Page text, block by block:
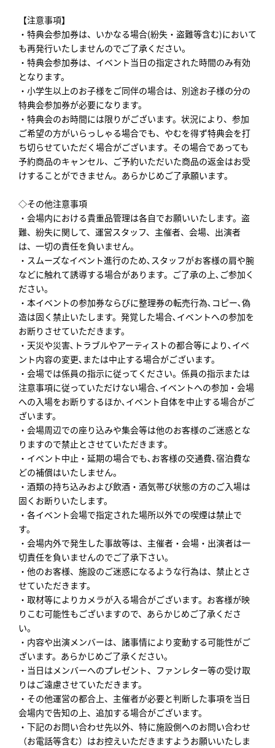
【注意事項】
・特典会参加券は、いかなる場合(紛失・盗難等含む)において
も再発行いたしませんのでご了承ください。
・特典会参加券は、イベント当日の指定された時間のみ有効
となります。
・小学生以上のお子様をご同伴の場合は、別途お子様の分の
特典会参加券が必要になります。
・特典会のお時間には限りがございます。状況により、参加
ご希望の方がいらっしゃる場合でも、やむを得ず特典会を打
ち切らせていただく場合がございます。その場合であっても
予約商品のキャンセル、ご予約いただいた商品の返金はお受
けすることができません。あらかじめご了承願います。
◇その他注意事項
・会場内における貴重品管理は各自でお願いいたします。盗
難、紛失に関して、運営スタッフ、主催者、会場、出演者
は、一切の責任を負いません。
・スムーズなイベント進行のため､スタッフがお客様の肩や腕
などに触れて誘導する場合があります。ご了承の上､ご参加く
ださい。
・本イベントの参加券ならびに整理券の転売行為､コピー､偽
造は固く禁止いたします。発覚した場合､イベントへの参加を
お断りさせていただきます。
・天災や災害､トラブルやアーティストの都合等により､イベ
ント内容の変更､または中止する場合がございます。
・会場では係員の指示に従ってください。係員の指示または
注意事項に従っていただけない場合､イベントへの参加・会場
への入場をお断りするほか､イベント自体を中止する場合がご
ざいます。
・会場周辺での座り込みや集会等は他のお客様のご迷惑とな
りますので禁止とさせていただきます。
・イベント中止・延期の場合でも､お客様の交通費､宿泊費な
どの補償はいたしません。
・酒類の持ち込みおよび飲酒・酒気帯び状態の方のご入場は
固くお断りいたします。
・各イベント会場で指定された場所以外での喫煙は禁止で
す。
・会場内外で発生した事故等は、主催者・会場・出演者は一
切責任を負いませんのでご了承下さい。
・他のお客様、施設のご迷惑になるような行為は、禁止とさ
せていただきます。
・取材等によりカメラが入る場合がございます。お客様が映
りこむ可能性もございますので、あらかじめご了承くださ
い。
・内容や出演メンバーは、諸事情により変動する可能性がご
ざいます。あらかじめご了承ください。
・当日はメンバーへのプレゼント、ファンレター等の受け取
りはご遠慮させていただきます。
・その他運営の都合上、主催者が必要と判断した事項を当日
会場内で告知の上、追加する場合がございます。
・下記のお問い合わせ先以外、特に施設側へのお問い合わせ
（お電話等含む）はお控えいただきますようお願いいたしま